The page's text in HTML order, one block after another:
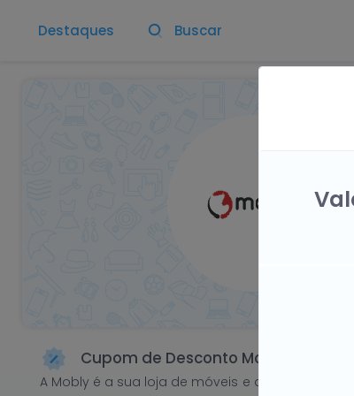
Destaques Buscar
Cupom de Desconto Mobly
A Mobly é a sua loja de móveis e artigos de